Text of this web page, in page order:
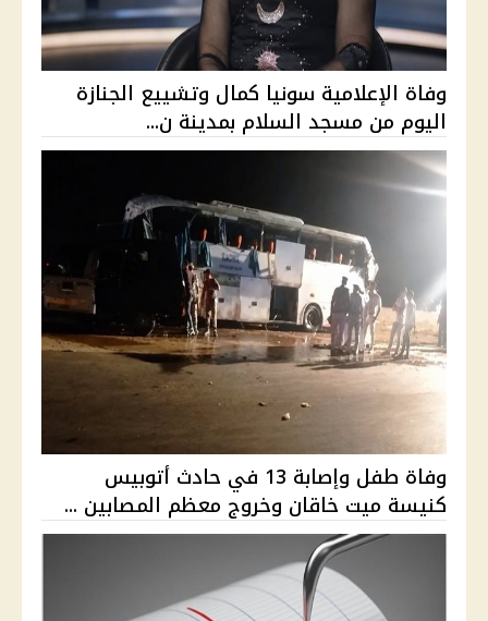
وفاة الإعلامية سونيا كمال وتشييع الجنازة
اليوم من مسجد السلام بمدينة ن...
وفاة طفل وإصابة 13 في حادث أتوبيس
كنيسة ميت خاقان وخروج معظم المصابين ...